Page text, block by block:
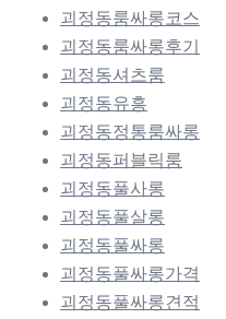
괴정동룸싸롱코스
괴정동룸싸롱후기
괴정동셔츠룸
괴정동유흥
괴정동정통룸싸롱
괴정동퍼블릭룸
괴정동풀사롱
괴정동풀살롱
괴정동풀싸롱
괴정동풀싸롱가격
괴정동풀싸롱견적